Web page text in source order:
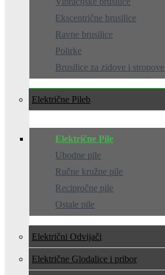
Ekscentrične brusilice
Ravne brusilice
Polirke
Brusilice za zidove i stropove
Električne Pile
Električne Pile
Ubodne pile
Ručne kružne pile
Recipročne pile
Ostale pile
Električni Odvijači
Električne Glodalice i pribor